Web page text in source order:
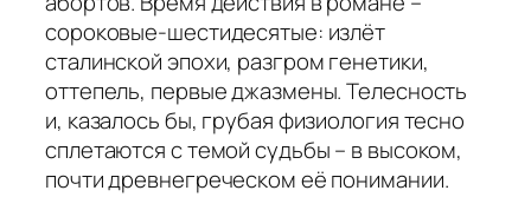
сороковые-шестидесятые: излёт
сталинской эпохи, разгром генетики,
оттепель, первые джазмены. Телесность
и, казалось бы, грубая физиология тесно
сплетаются с темой судьбы – в высоком,
почти древнегреческом её понимании.